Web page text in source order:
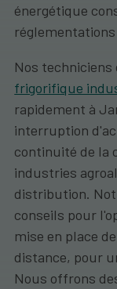
énergétique
Nos
frigorifique
rapidement à
interruption
continuité de la
industries
distribution.
conseils pour
mise en place
distance, pour
Nous offrons